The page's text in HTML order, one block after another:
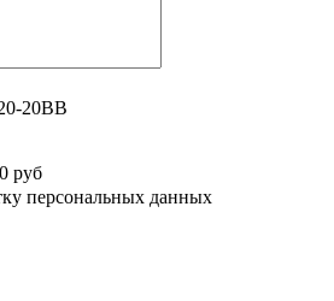
20BB
руб
персональных данных